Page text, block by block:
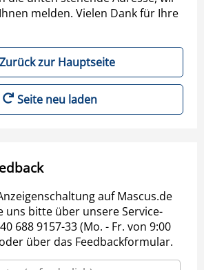
melden. Vielen Dank für Ihre
Zurück zur Hauptseite
Seite neu laden
auf Mascus.de
uns bitte über unsere Service-
688 9157-33 (Mo. - Fr. von 9:00
über das Feedbackformular.